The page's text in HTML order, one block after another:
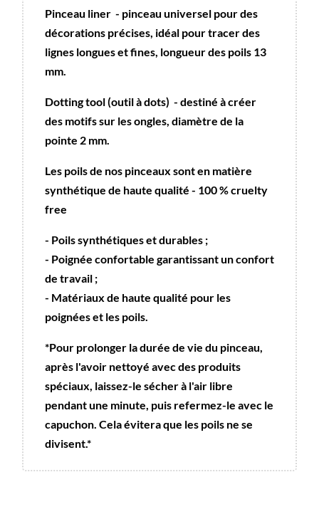
Pinceau liner - pinceau universel pour des
décorations précises, idéal pour tracer des
lignes longues et fines, longueur des poils 13
mm.
Dotting tool (outil à dots) - destiné à créer
des motifs sur les ongles, diamètre de la
pointe 2 mm.
Les poils de nos pinceaux sont en matière
synthétique de haute qualité - 100 % cruelty
free
- Poils synthétiques et durables ;
- Poignée confortable garantissant un confort
de travail ;
- Matériaux de haute qualité pour les
poignées et les poils.
*Pour prolonger la durée de vie du pinceau,
après l'avoir nettoyé avec des produits
spéciaux, laissez-le sécher à l'air libre
pendant une minute, puis refermez-le avec le
capuchon. Cela évitera que les poils ne se
divisent.*